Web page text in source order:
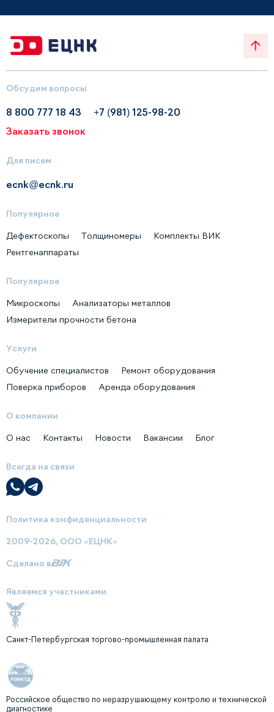
Обсудим вопросы
8 800 777 18 43
+7 (981) 125-98-20
Заказать звонок
Для писем
ecnk@ecnk.ru
Популярное
Дефектоскопы Толщиномеры
Комплекты ВИК
Рентгенаппараты
Популярное
Микроскопы
Анализаторы металлов
Измерители прочности бетона
Услуги
Обучение специалистов
Ремонт оборудования
Поверка приборов
Аренда оборудования
О компании
О нас Контакты Новости Вакансии Блог
Всегда на связи
Политика конфиденциальности
2009-2026, ООО «ЕЦНК»
Сделано в
Являемся участниками
Санкт-Петербургская торгово-промышленная палата
Российское общество по неразрушающему контролю и технической
диагностике